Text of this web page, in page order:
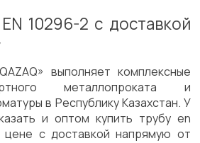
10296-2 с доставкой
выполняет комплексные
металлопроката и
в Республику Казахстан. У
и оптом купить трубу en
цене с доставкой напрямую от